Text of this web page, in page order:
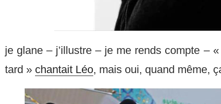
je glane – j’illustre – je me rends compte –
tard » chantait Léo, mais oui, quand même,